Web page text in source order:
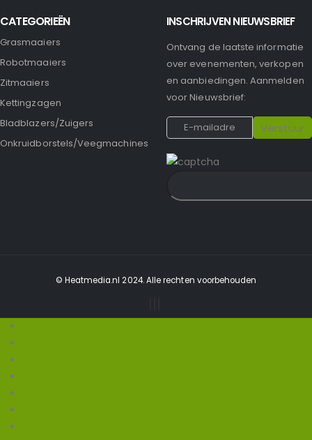
CATEGORIEËN
Grasmaaiers
Robotmaaiers
Zitmaaiers
Kettingzagen
Bladblazers/Zuigers
Onkruidborstels/Veegmachines
INSCHRIJVEN NIEUWSBRIEF
Ontvang de laatste informatie
over evenementen, verkopen
en aanbiedingen. Aanmelden
voor Nieuwsbrief:
© Heatmedia.nl 2024. Alle rechten voorbehouden